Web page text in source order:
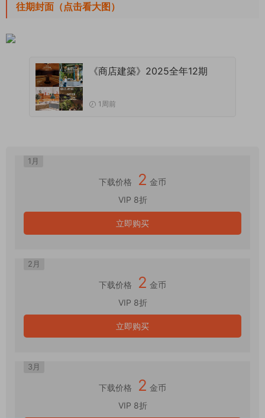
往期封面（点击看大图）
《商店建築》2025全年12期
1周前
1月
下载价格 2 金币
VIP 8折
立即购买
2月
下载价格 2 金币
VIP 8折
立即购买
3月
下载价格 2 金币
VIP 8折